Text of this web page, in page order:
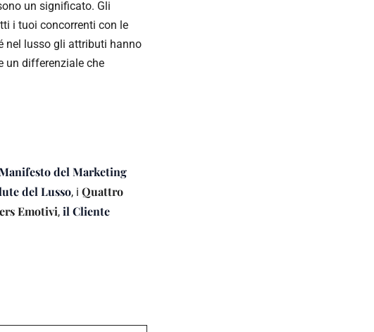
un significato. Gli
i tuoi concorrenti con le
nel lusso gli attributi hanno
un differenziale che
del Marketing
del Lusso, i Quattro
Emotivi, il Cliente